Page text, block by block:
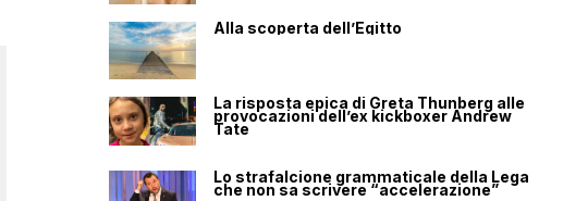
Alla scoperta dell’Egitto
La risposta epica di Greta Thunberg alle
provocazioni dell’ex kickboxer Andrew
Tate
Lo strafalcione grammaticale della Lega
che non sa scrivere “accelerazione”